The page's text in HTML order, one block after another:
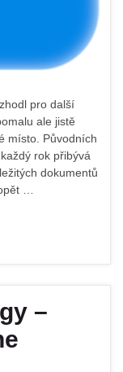
pro další
ale jistě
místo. Původních
rok přibývá
dokumentů
…
–